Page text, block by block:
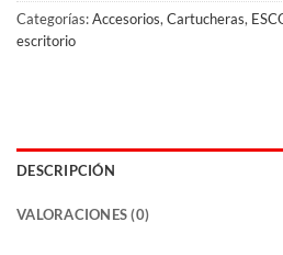
Categorías:Accesorios, Cartucheras,
escritorio
DESCRIPCIÓN
VALORACIONES (0)